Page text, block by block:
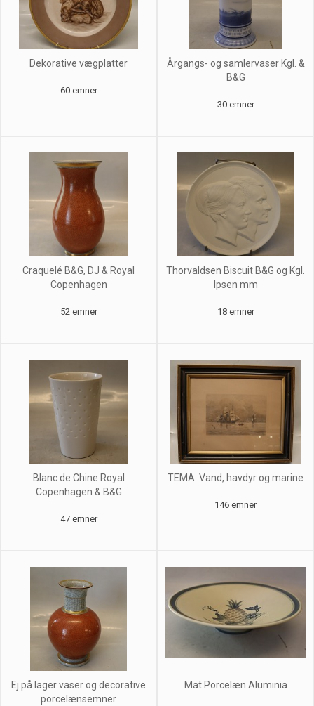
Dekorative vægplatter
60 emner
Årgangs- og samlervaser Kgl. &
B&G
30 emner
Craquelé B&G, DJ & Royal
Copenhagen
52 emner
Thorvaldsen Biscuit B&G og Kgl.
Ipsen mm
18 emner
Blanc de Chine Royal
Copenhagen & B&G
47 emner
TEMA: Vand, havdyr og marine
146 emner
Ej på lager vaser og decorative
porcelænsemner
Mat Porcelæn Aluminia